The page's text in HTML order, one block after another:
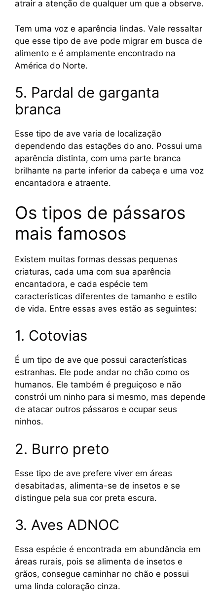
atrair a atenção de qualquer um que a observe.
Tem uma voz e aparência lindas. Vale ressaltar
que esse tipo de ave pode migrar em busca de
alimento e é amplamente encontrado na
América do Norte.
5. Pardal de garganta
branca
Esse tipo de ave varia de localização
dependendo das estações do ano. Possui uma
aparência distinta, com uma parte branca
brilhante na parte inferior da cabeça e uma voz
encantadora e atraente.
Os tipos de pássaros
mais famosos
Existem muitas formas dessas pequenas
criaturas, cada uma com sua aparência
encantadora, e cada espécie tem
características diferentes de tamanho e estilo
de vida. Entre essas aves estão as seguintes:
1. Cotovias
É um tipo de ave que possui características
estranhas. Ele pode andar no chão como os
humanos. Ele também é preguiçoso e não
constrói um ninho para si mesmo, mas depende
de atacar outros pássaros e ocupar seus
ninhos.
2. Burro preto
Esse tipo de ave prefere viver em áreas
desabitadas, alimenta-se de insetos e se
distingue pela sua cor preta escura.
3. Aves ADNOC
Essa espécie é encontrada em abundância em
áreas rurais, pois se alimenta de insetos e
grãos, consegue caminhar no chão e possui
uma linda coloração cinza.